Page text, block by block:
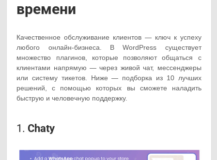
времени
Качественное обслуживание клиентов — ключ к успеху
любого онлайн-бизнеса. В WordPress существует
множество плагинов, которые позволяют общаться с
клиентами напрямую — через живой чат, мессенджеры
или систему тикетов. Ниже — подборка из 10 лучших
решений, с помощью которых вы сможете наладить
быструю и человечную поддержку.
1. Chaty